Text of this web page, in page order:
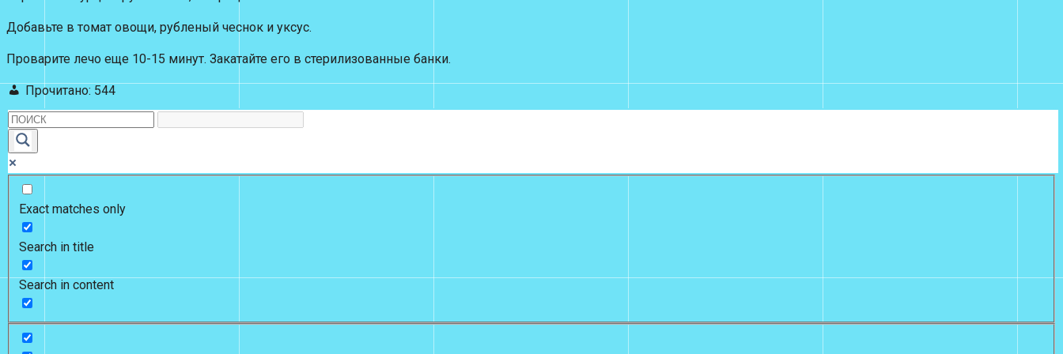
Добавьте в томат овощи, рубленый чеснок и уксус.
Проварите лечо еще 10-15 минут. Закатайте его в стерилизованные банки.
Прочитано: 544
Exact matches only
Search in title
Search in content